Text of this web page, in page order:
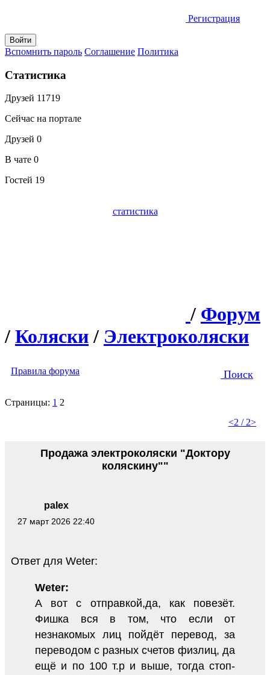
Регистрация
Вспомнить пароль Соглашение Политика
Статистика
Друзей 11719
Сейчас на портале
Друзей 0
В чате 0
Гостей 19
статистика
/ Форум
/ Коляски / Электроколяски
Правила форума Поиск
Страницы: 1 2
<2 / 2>
palex
27 март 2026 22:40
Продажа электроколяски "Доктору
коляскину""
Ответ для Weter:
Weter:
А вот с отправкой,да, как повезёт.
Фишка вся в том, что если от
незнакомых лиц пойдёт перевод, за
переводом с разных счетов физлиц, да
ещё и по 100 т.р и выше, тогда стоп-